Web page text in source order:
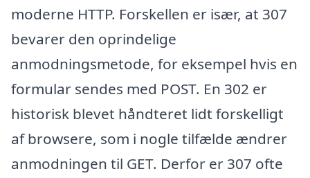
moderne HTTP. Forskellen er især, at 307
bevarer den oprindelige
anmodningsmetode, for eksempel hvis en
formular sendes med POST. En 302 er
historisk blevet håndteret lidt forskelligt
af browsere, som i nogle tilfælde ændrer
anmodningen til GET. Derfor er 307 ofte